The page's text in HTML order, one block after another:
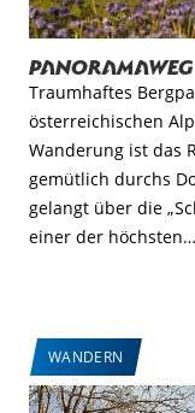
Panoramaweg
Traumhaftes
österreichischen
Wanderung ist das
gemütlich durchs
gelangt über die
einer der höchsten…
WANDERN